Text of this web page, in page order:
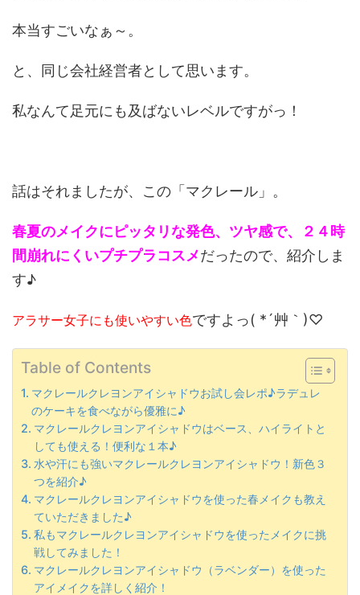
本当すごいなぁ～。
と、同じ会社経営者として思います。
私なんて足元にも及ばないレベルですがっ！
話はそれましたが、この「マクレール」。
春夏のメイクにピッタリな発色、ツヤ感で、２４時
間崩れにくいプチプラコスメだったので、紹介しま
す♪
アラサー女子にも使いやすい色ですよっ( *´艸｀)♡
Table of Contents
マクレールクレヨンアイシャドウお試し会レポ♪ラデュレ
のケーキを食べながら優雅に♪
マクレールクレヨンアイシャドウはベース、ハイライトと
しても使える！便利な１本♪
水や汗にも強いマクレールクレヨンアイシャドウ！新色３
つを紹介♪
マクレールクレヨンアイシャドウを使った春メイクも教え
ていただきました♪
私もマクレールクレヨンアイシャドウを使ったメイクに挑
戦してみました！
マクレールクレヨンアイシャドウ（ラベンダー）を使った
アイメイクを詳しく紹介！